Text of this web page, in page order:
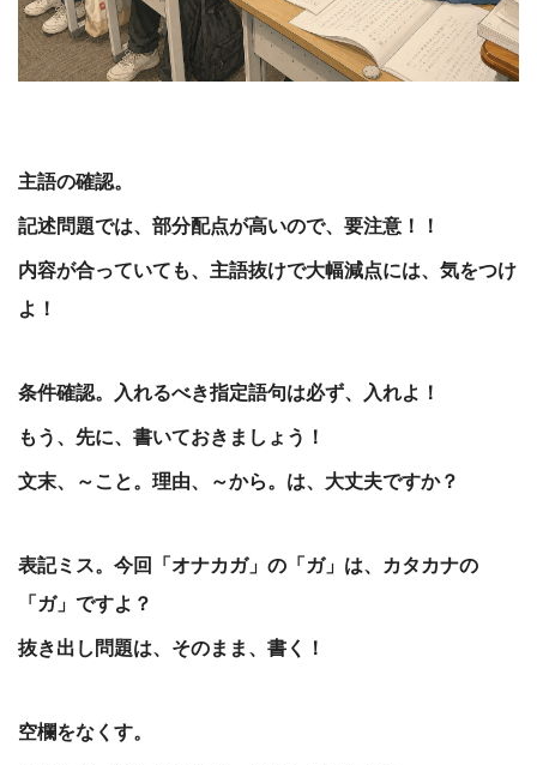
主語の確認。
記述問題では、部分配点が高いので、要注意！！
内容が合っていても、主語抜けで大幅減点には、気をつけ
よ！
条件確認。入れるべき指定語句は必ず、入れよ！
もう、先に、書いておきましょう！
文末、～こと。理由、～から。は、大丈夫ですか？
表記ミス。今回「オナカガ」の「ガ」は、カタカナの
「ガ」ですよ？
抜き出し問題は、そのまま、書く！
空欄をなくす。